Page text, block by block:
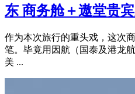
东 商务舱＋遨堂贵
作为本次旅行的重头戏，这次
笔。毕竟用因航（国泰及港龙
美 ...